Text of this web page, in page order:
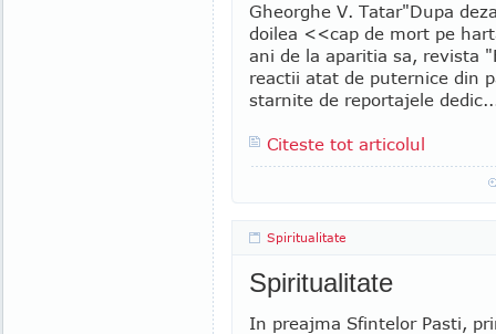
Gheorghe V. Tatar"Dupa
doilea <<cap de mort pe
ani de la aparitia sa, revista
reactii atat de puternice din
starnite de reportajele
Citeste tot articolul
Spiritualitate
Spiritualitate
In preajma Sfintelor Pasti,